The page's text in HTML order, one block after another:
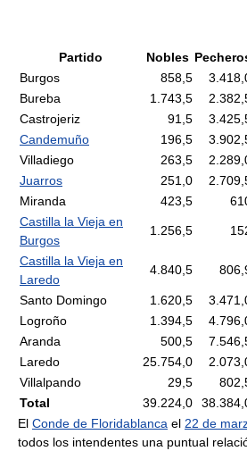
Partido Nobles
Burgos
858,5
Bureba
1.743,5
Castrojeriz
91,5
Candemuño
196,5
Villadiego
263,5
Juarros
251,0
Miranda
423,5
Castilla la Vieja en
Burgos
1.256,5
Castilla la Vieja en
Laredo
4.840,5
Santo Domingo 1.620,5
Logroño
1.394,5
Aranda
500,5
Laredo
25.754,0
Villalpando
29,5
Total
39.224,0
El Conde de Floridablanca el 22 de
todos los intendentes una puntual